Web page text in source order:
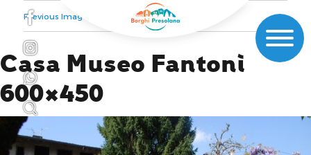
Previous Image Next Image
Casa Museo Fantoni
600×450